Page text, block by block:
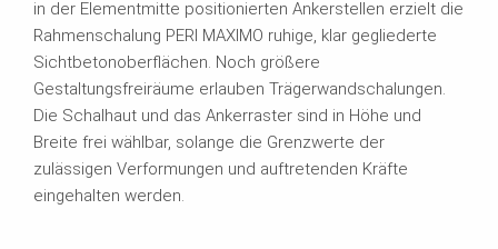
in der Elementmitte positionierten Ankerstellen erzielt die
Rahmenschalung PERI MAXIMO ruhige, klar gegliederte
Sichtbetonoberflächen. Noch größere
Gestaltungsfreiräume erlauben Trägerwandschalungen.
Die Schalhaut und das Ankerraster sind in Höhe und
Breite frei wählbar, solange die Grenzwerte der
zulässigen Verformungen und auftretenden Kräfte
eingehalten werden.